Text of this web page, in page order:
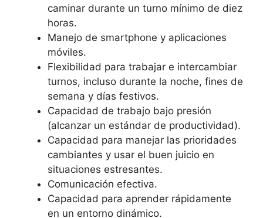
caminar durante un turno mínimo de diez
horas.
Manejo de smartphone y aplicaciones
móviles.
Flexibilidad para trabajar e intercambiar
turnos, incluso durante la noche, fines de
semana y días festivos.
Capacidad de trabajo bajo presión
(alcanzar un estándar de productividad).
Capacidad para manejar las prioridades
cambiantes y usar el buen juicio en
situaciones estresantes.
Comunicación efectiva.
Capacidad para aprender rápidamente
en un entorno dinámico.